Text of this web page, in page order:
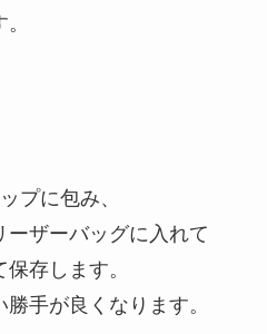
プに包み、
ザーバッグに入れて
存します。
手が良くなります。